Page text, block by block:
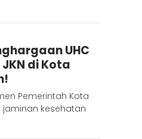
UHC
di Kota
Pemerintah Kota
kesehatan